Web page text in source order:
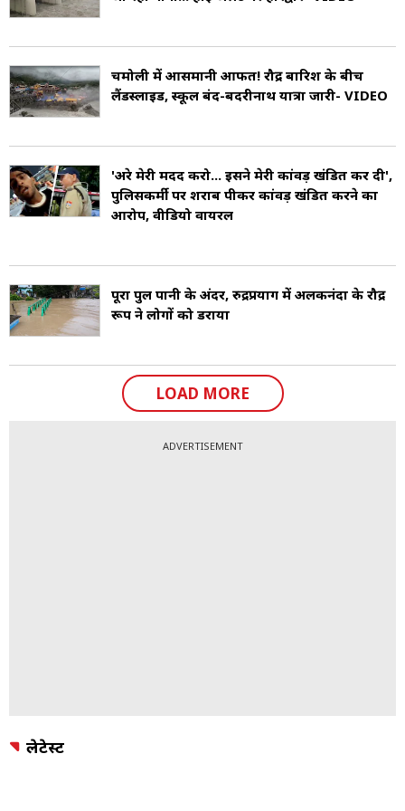
निकट स्थित ऋषिकेश भारत में योग का एक प्रमुख केंद्र है.
(Uttarakhand Economy and Tourism)
हिन्दी और संस्कृत उत्तराखंड की राज भाषाएं हैं. इसके
गढ़वाली, और कुमांऊनी हैं (Uttarakhand
Languages).
चमोली में आसमानी आफत! रौद्र बारिश के बीच
लैंडस्लाइड, स्कूल बंद-बदरीनाथ यात्रा जारी- VIDEO
'अरे मेरी मदद करो... इसने मेरी कांवड़ खंडित कर दी',
पुलिसकर्मी पर शराब पीकर कांवड़ खंडित करने का
आरोप, वीडियो वायरल
पूरा पुल पानी के अंदर, रुद्रप्रयाग में अलकनंदा के रौद्र
रूप ने लोगों को डराया
LOAD MORE
ADVERTISEMENT
लेटेस्ट